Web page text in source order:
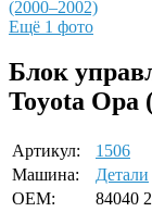
Ещё 1 фото
Блок
Toyota Opa
Артикул:
1506
Машина:
Детали
OEM:
84040